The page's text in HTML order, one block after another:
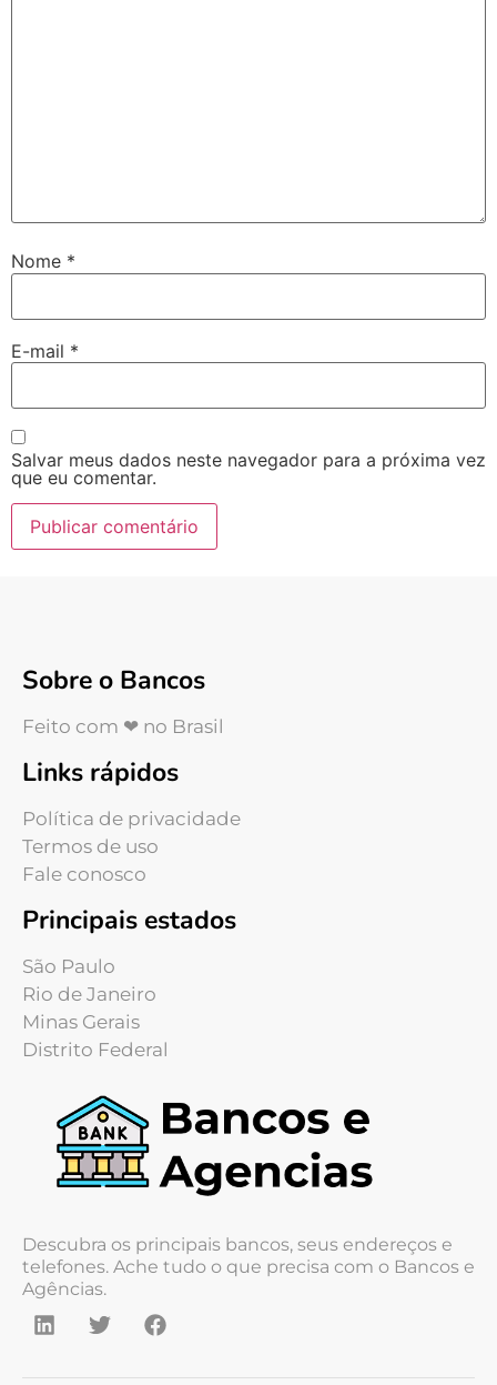
Nome *
E-mail *
Salvar meus dados neste navegador para a próxima vez
que eu comentar.
Sobre o Bancos
Feito com ❤ no Brasil
Links rápidos
Política de privacidade
Termos de uso
Fale conosco
Principais estados
São Paulo
Rio de Janeiro
Minas Gerais
Distrito Federal
Descubra os principais bancos, seus endereços e
telefones. Ache tudo o que precisa com o Bancos e
Agências.